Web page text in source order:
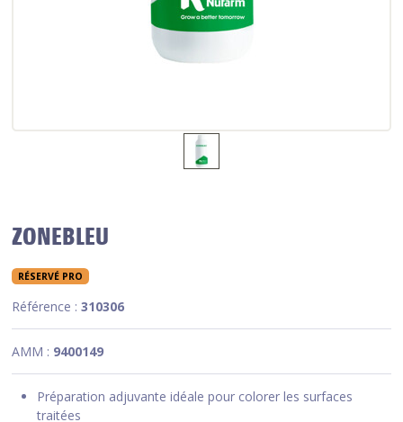
ZONEBLEU
RÉSERVÉ PRO
Référence :310306
AMM : 9400149
Préparation adjuvante idéale pour colorer les surfaces
traitées